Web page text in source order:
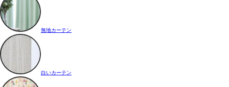
無地カーテン
白いカーテン